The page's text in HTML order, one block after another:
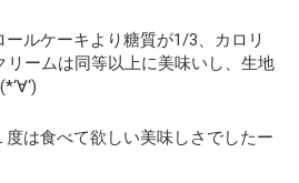
ルケーキより糖質が1/3、カロリ
リームは同等以上に美味いし、生地
度は食べて欲しい美味しさでしたー